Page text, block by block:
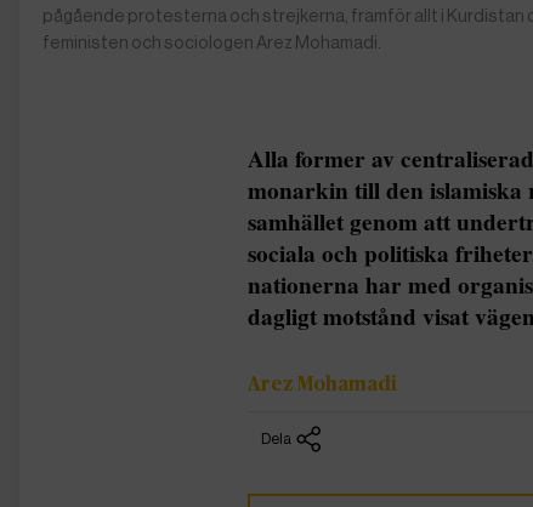
pågående protesterna och strejkerna, framför allt i
feministen och sociologen Arez Mohamadi.
Alla former av
monarkin till den
samhället genom att
sociala och politiska
nationerna har med
dagligt motstånd visat
Arez Mohamadi
Dela